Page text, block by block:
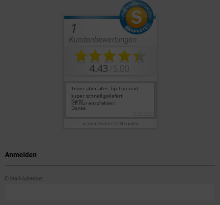
Anmelden
E-Mail-Adresse: